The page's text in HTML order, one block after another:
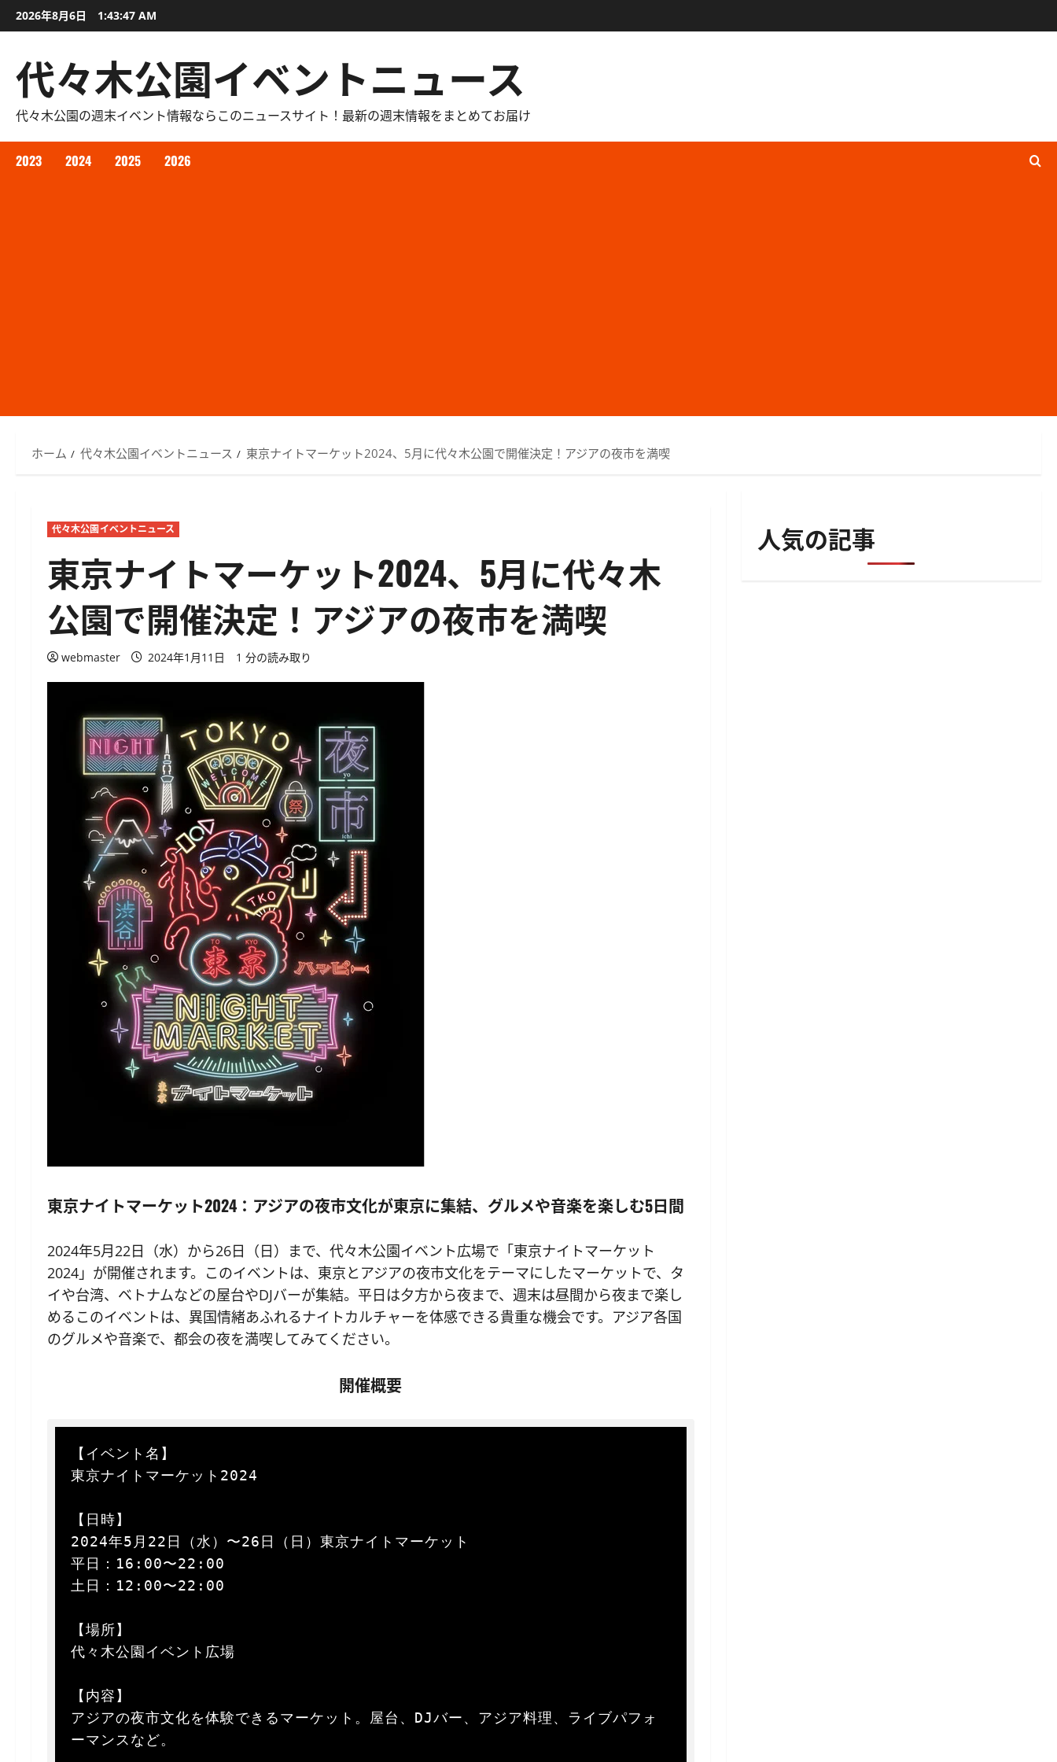
容
2026年8月6日 1:43:48 AM
代々木公園イベントニュース
代々木公園の週末イベント情報ならこのニュースサイト！最新の週末情報をまとめてお届け
2023 2024 2025 2026
ホーム 代々木公園イベントニュース 東京ナイトマーケット2024、5月に代々木公園で開催決定！アジアの夜市を満喫
代々木公園イベントニュース
東京ナイトマーケット2024、5月に代々木
公園で開催決定！アジアの夜市を満喫
webmaster 2024年1月11日 1 分の読み取り
東京ナイトマーケット2024：アジアの夜市文化が東京に集結、グルメや音楽を楽しむ5日間
2024年5月22日（水）から26日（日）まで、代々木公園イベント広場で「東京ナイトマーケット
2024」が開催されます。このイベントは、東京とアジアの夜市文化をテーマにしたマーケットで、タ
イや台湾、ベトナムなどの屋台やDJバーが集結。平日は夕方から夜まで、週末は昼間から夜まで楽し
めるこのイベントは、異国情緒あふれるナイトカルチャーを体感できる貴重な機会です。アジア各国
のグルメや音楽で、都会の夜を満喫してみてください。
開催概要
【イベント名】
東京ナイトマーケット2024
【日時】
2024年5月22日（水）〜26日（日）東京ナイトマーケット
平日：16:00〜22:00
土日：12:00〜22:00
【場所】
代々木公園イベント広場
【内容】
アジアの夜市文化を体験できるマーケット。屋台、DJバー、アジア料理、ライブパフォ
ーマンスなど。
人気の記事